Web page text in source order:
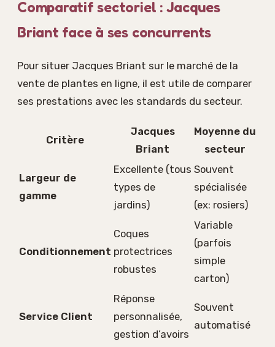
Comparatif sectoriel : Jacques
Briant face à ses concurrents
Pour situer Jacques Briant sur le marché de la
vente de plantes en ligne, il est utile de comparer
ses prestations avec les standards du secteur.
Critère
Jacques
Briant
Moyenne du
secteur
Largeur de
gamme
Excellente (tous
types de
jardins)
Souvent
spécialisée
(ex: rosiers)
Conditionnement
Coques
protectrices
robustes
Variable
(parfois
simple
carton)
Service Client
Réponse
personnalisée,
gestion d’avoirs
Souvent
automatisé